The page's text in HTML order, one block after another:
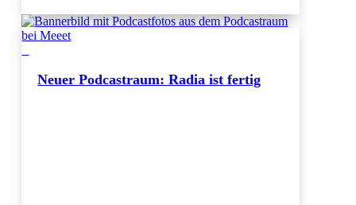
Neuer Podcastraum: Radia ist fertig